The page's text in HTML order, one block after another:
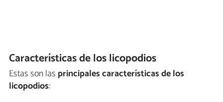
Características de los licopodios
Estas son las principales características de los
licopodios: